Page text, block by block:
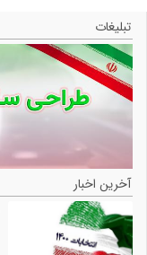
تبلیغات
آخرین اخبار